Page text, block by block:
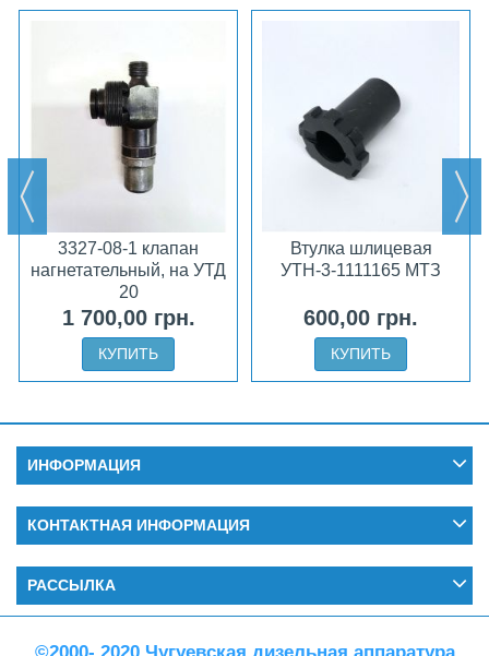
3327-08-1 клапан
нагнетательный, на УТД
20
1 700,00 грн.
КУПИТЬ
Втулка шлицевая
УТН-3-1111165 МТЗ
600,00 грн.
КУПИТЬ
ИНФОРМАЦИЯ
КОНТАКТНАЯ ИНФОРМАЦИЯ
РАССЫЛКА